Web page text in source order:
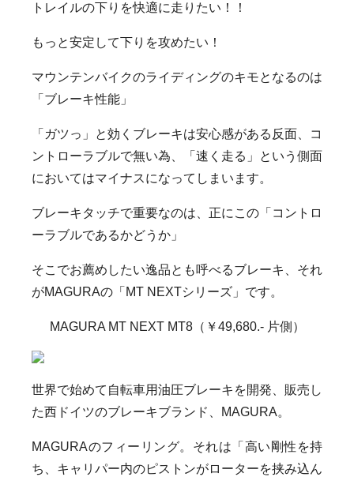
トレイルの下りを快適に走りたい！！
もっと安定して下りを攻めたい！
マウンテンバイクのライディングのキモとなるのは
「ブレーキ性能」
「ガツっ」と効くブレーキは安心感がある反面、コ
ントローラブルで無い為、「速く走る」という側面
においてはマイナスになってしまいます。
ブレーキタッチで重要なのは、正にこの「コントロ
ーラブルであるかどうか」
そこでお薦めしたい逸品とも呼べるブレーキ、それ
がMAGURAの「MT NEXTシリーズ」です。
MAGURA MT NEXT MT8（￥49,680.- 片側）
世界で始めて自転車用油圧ブレーキを開発、販売し
た西ドイツのブレーキブランド、MAGURA。
MAGURAのフィーリング。それは「高い剛性を持
ち、キャリパー内のピストンがローターを挟み込ん